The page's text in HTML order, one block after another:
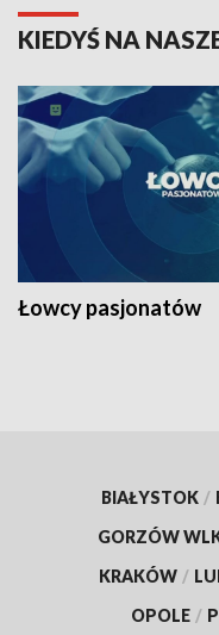
KIEDYŚ NA
Łowcy pasjonatów
BIAŁYSTOK /
GORZÓW
KRAKÓW /
OPOLE /